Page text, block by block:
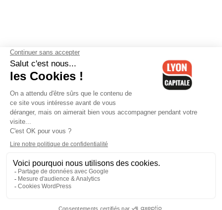
Contactez-nous-Mentions légales-CGV-Politique de
confidentialité-Gestion des cookies